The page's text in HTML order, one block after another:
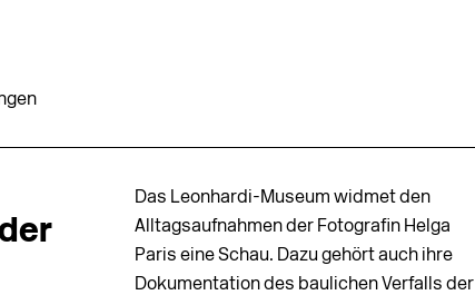
Das Leonhardi-Museum widmet den
Alltagsaufnahmen der Fotografin Helga
Paris eine Schau. Dazu gehört auch ihre
Dokumentation des baulichen Verfalls der